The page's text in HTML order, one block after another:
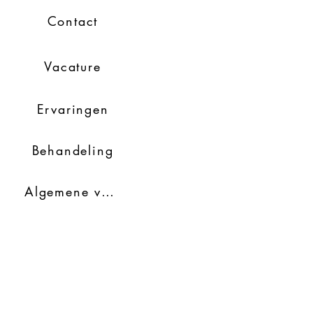
Contact
Vacature
Ervaringen
Behandeling
Algemene voorwaarden